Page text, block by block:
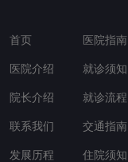
首页
医院介绍
院长介绍
联系我们
发展历程
医院指南
就诊须知
就诊流程
交通指南
住院须知